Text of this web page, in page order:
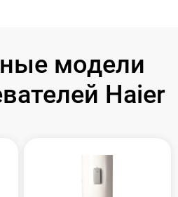
модели
Haier